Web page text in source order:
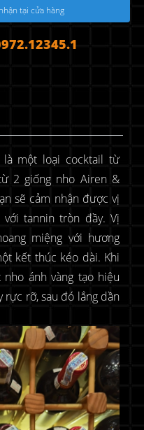
tại cửa hàng
là một loại cocktail từ
2 giống nho Airen &
sẽ cảm nhận được vị
tannin tròn đầy. Vị
miệng với hương
kết thúc kéo dài. Khi
ánh vàng tạo hiệu
rực rỡ, sau đó lắng dần